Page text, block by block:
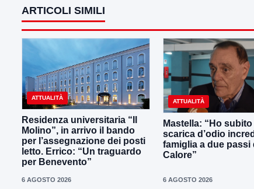
ARTICOLI SIMILI
ATTUALITÀ
Residenza universitaria “Il
Molino”, in arrivo il bando
per l’assegnazione dei posti
letto. Errico: “Un traguardo
per Benevento”
6 AGOSTO 2026
ATTUALITÀ
Mastella: “Ho
scarica d’odio
famiglia a due passi
Calore”
6 AGOSTO 2026